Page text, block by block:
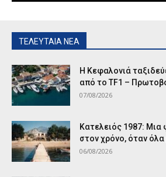
ΤΕΛΕΥΤΑΙΑ ΝΕΑ
Η Κεφαλονιά
από το TF1 –
07/08/2026
Κατελειός 1987:
στον χρόνο, όταν όλα
06/08/2026